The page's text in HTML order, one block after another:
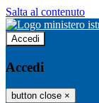
Salta al contenuto
Accedi
Accedi
button close ×